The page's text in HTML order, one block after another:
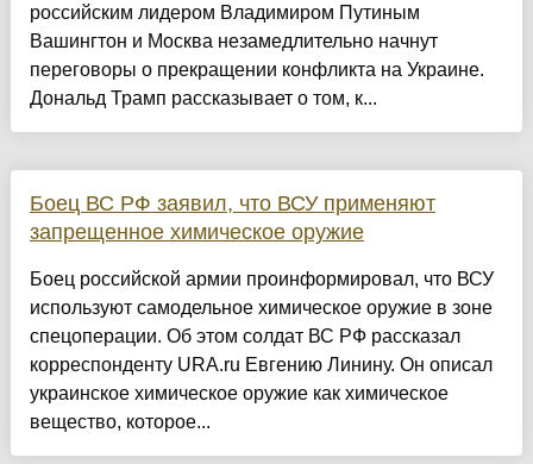
российским лидером Владимиром Путиным
Вашингтон и Москва незамедлительно начнут
переговоры о прекращении конфликта на Украине.
Дональд Трамп рассказывает о том, к...
Боец ВС РФ заявил, что ВСУ применяют
запрещенное химическое оружие
Боец российской армии проинформировал, что ВСУ
используют самодельное химическое оружие в зоне
спецоперации. Об этом солдат ВС РФ рассказал
корреспонденту URA.ru Евгению Линину. Он описал
украинское химическое оружие как химическое
вещество, которое...